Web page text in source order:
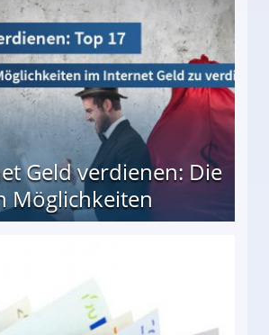
Geld verdienen: Die
Möglichkeiten